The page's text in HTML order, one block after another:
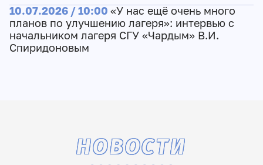
10.07.2026 / 10:00 «У нас ещё очень много
планов по улучшению лагеря»: интервью с
начальником лагеря СГУ «Чардым» В.И.
Спиридоновым
НОВОСТИ